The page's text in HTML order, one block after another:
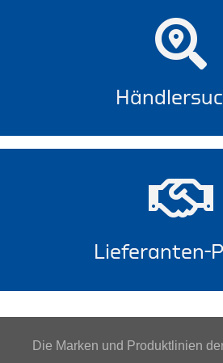
Lieferanten-
Die Marken und Produktlinien